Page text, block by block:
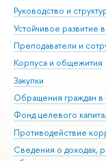
Руководство и
Устойчивое
Преподаватели и
Корпуса и общежития
Закупки
Обращения граждан
Фонд целевого
Противодействие
Сведения о доходах,